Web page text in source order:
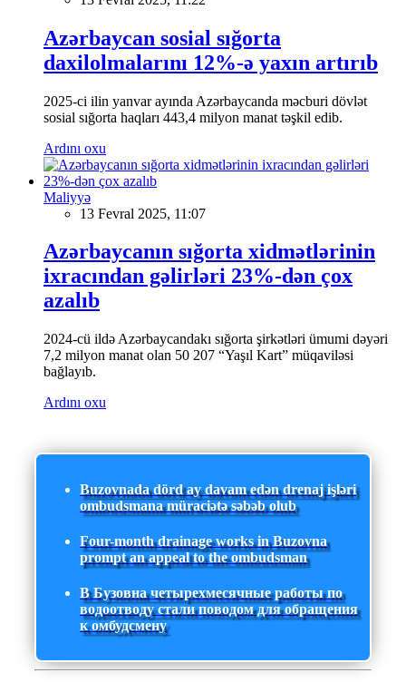
Azərbaycan sosial sığorta
daxilolmalarını 12%-ə yaxın artırıb
2025-ci ilin yanvar ayında Azərbaycanda məcburi dövlət
sosial sığorta haqları 443,4 milyon manat təşkil edib.
Ardını oxu
Maliyyə
13 Fevral 2025, 11:07
Azərbaycanın sığorta xidmətlərinin
ixracından gəlirləri 23%-dən çox
azalıb
2024-cü ildə Azərbaycandakı sığorta şirkətləri ümumi dəyəri
7,2 milyon manat olan 50 207 “Yaşıl Kart” müqaviləsi
bağlayıb.
Ardını oxu
Buzovnada dörd ay davam edən drenaj işləri
ombudsmana müraciətə səbəb olub
Four-month drainage works in Buzovna
prompt an appeal to the ombudsman
В Бузовна четырехмесячные работы по
водоотводу стали поводом для обращения
к омбудсмену